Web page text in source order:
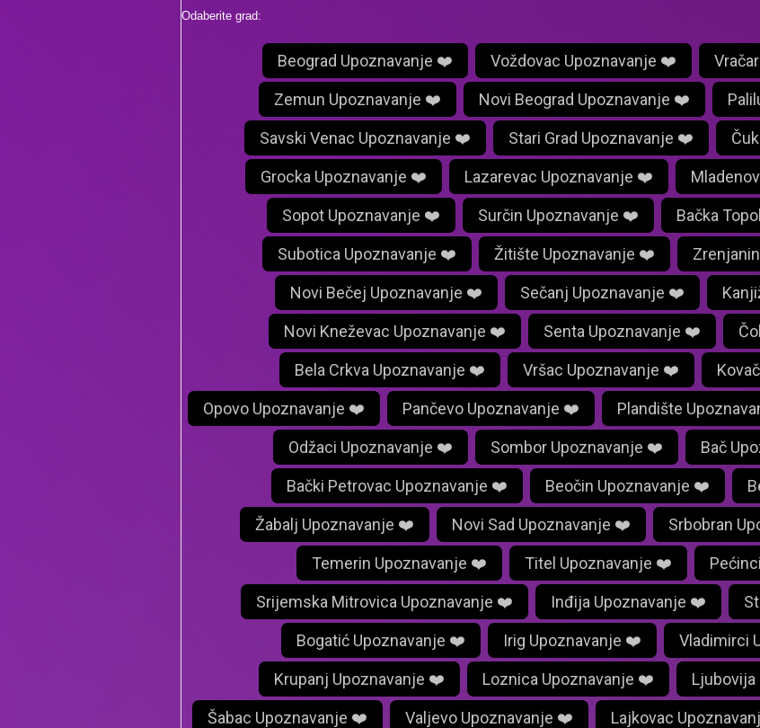
Odaberite grad:
Beograd Upoznavanje ❤️ Voždovac Upoznavanje ❤️
Zemun Upoznavanje ❤️ Novi Beograd Upoznavanje ❤️
Savski Venac Upoznavanje ❤️ Stari Grad Upoznavanje ❤️
Grocka Upoznavanje ❤️ Lazarevac Upoznavanje ❤️
Sopot Upoznavanje ❤️ Surčin Upoznavanje ❤️ Bačka
Subotica Upoznavanje ❤️ Žitište Upoznavanje ❤️
Novi Bečej Upoznavanje ❤️ Sečanj Upoznavanje ❤️
Novi Kneževac Upoznavanje ❤️ Senta Upoznavanje ❤️
Bela Crkva Upoznavanje ❤️ Vršac Upoznavanje ❤️
Opovo Upoznavanje ❤️ Pančevo Upoznavanje ❤️ Plandište
Odžaci Upoznavanje ❤️ Sombor Upoznavanje ❤️ Bač
Bački Petrovac Upoznavanje ❤️ Beočin Upoznavanje ❤️
Žabalj Upoznavanje ❤️ Novi Sad Upoznavanje ❤️ Srbobran
Temerin Upoznavanje ❤️ Titel Upoznavanje ❤️
Srijemska Mitrovica Upoznavanje ❤️ Inđija Upoznavanje ❤️
Bogatić Upoznavanje ❤️ Irig Upoznavanje ❤️ Vladimirci
Krupanj Upoznavanje ❤️ Loznica Upoznavanje ❤️
Šabac Upoznavanje ❤️ Valjevo Upoznavanje ❤️ Lajkovac